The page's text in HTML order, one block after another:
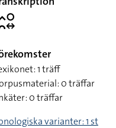
1 träff
0 träffar
0 träffar
varianter: 1 st